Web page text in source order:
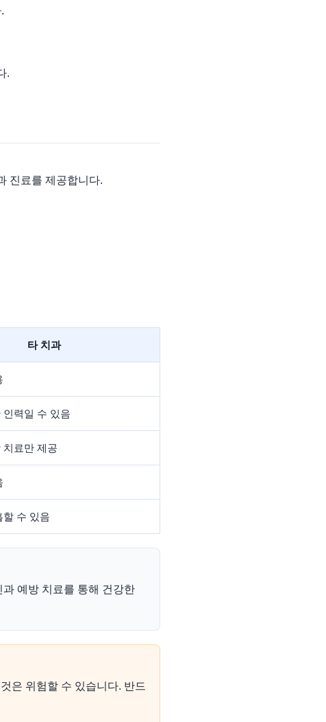
.
진료를 제공합니다.
타 치과
인력일 수 있음
치료만 제공
할 수 있음
예방 치료를 통해 건강한
은 위험할 수 있습니다. 반드